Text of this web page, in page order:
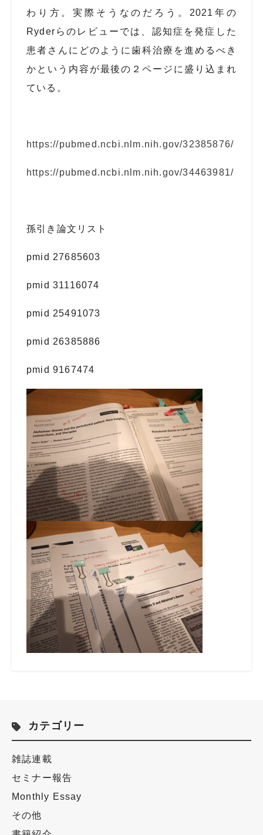
わり方。実際そうなのだろう。 2021 年の
Ryder らのレビューでは、認知症を発症した
患者さんにどのように歯科治療を進めるべき
かという内容が最後の２ページに盛り込まれ
ている。
https://pubmed.ncbi.nlm.nih.gov/32385876/
https://pubmed.ncbi.nlm.nih.gov/34463981/
孫引き論文リスト
pmid 27685603
pmid 31116074
pmid 25491073
pmid 26385886
pmid 9167474
カテゴリー
雑誌連載
セミナー報告
Monthly Essay
その他